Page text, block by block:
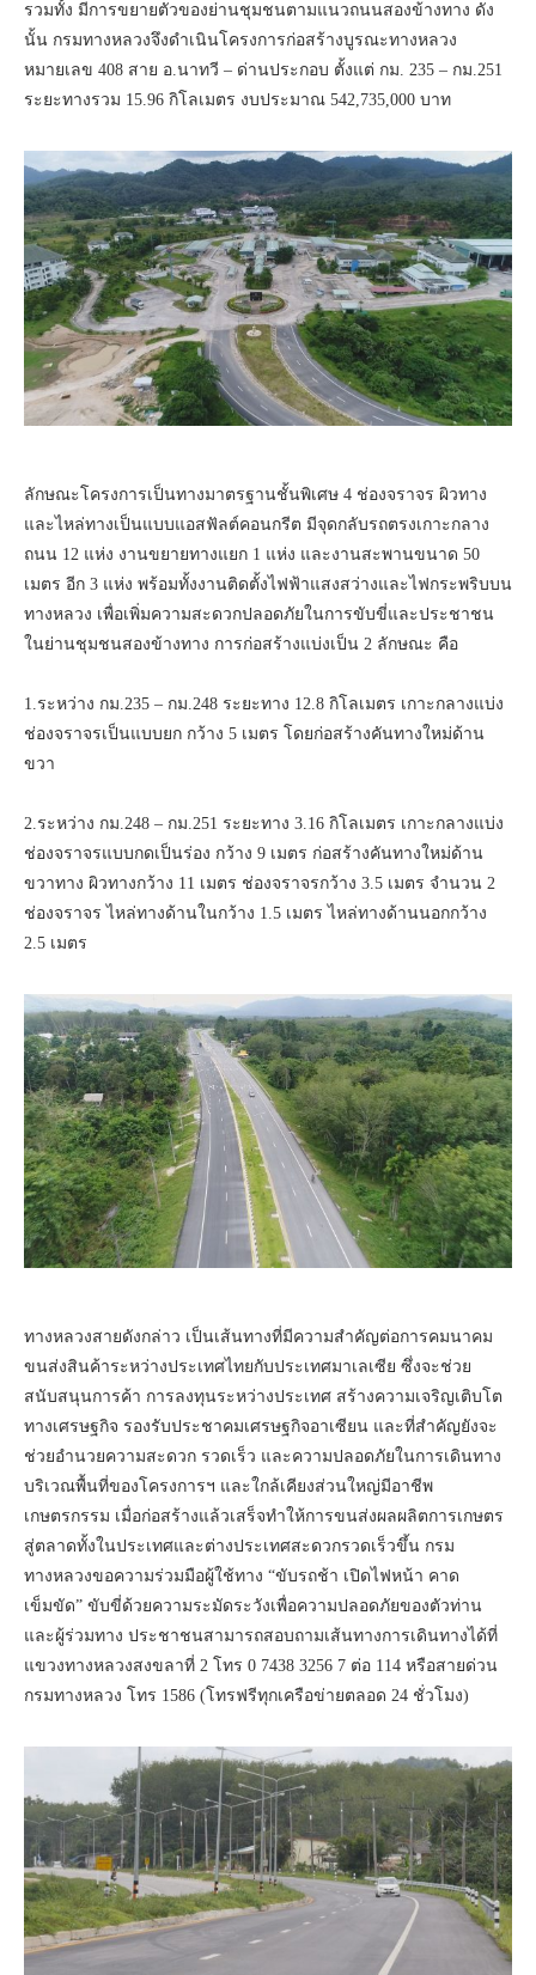
รวมทั้ง มีการขยายตัวของย่านชุมชนตามแนวถนนสองข้างทาง ดัง
นั้น กรมทางหลวงจึงดำเนินโครงการก่อสร้างบูรณะทางหลวง
หมายเลข 408 สาย อ.นาทวี – ด่านประกอบ ตั้งแต่ กม. 235 – กม.251
ระยะทางรวม 15.96 กิโลเมตร งบประมาณ 542,735,000 บาท
ลักษณะโครงการเป็นทางมาตรฐานชั้นพิเศษ 4 ช่องจราจร ผิวทาง
และไหล่ทางเป็นแบบแอสฟัลต์คอนกรีต มีจุดกลับรถตรงเกาะกลาง
ถนน 12 แห่ง งานขยายทางแยก 1 แห่ง และงานสะพานขนาด 50
เมตร อีก 3 แห่ง พร้อมทั้งงานติดตั้งไฟฟ้าแสงสว่างและไฟกระพริบบน
ทางหลวง เพื่อเพิ่มความสะดวกปลอดภัยในการขับขี่และประชาชน
ในย่านชุมชนสองข้างทาง การก่อสร้างแบ่งเป็น 2 ลักษณะ คือ
1.ระหว่าง กม.235 – กม.248 ระยะทาง 12.8 กิโลเมตร เกาะกลางแบ่ง
ช่องจราจรเป็นแบบยก กว้าง 5 เมตร โดยก่อสร้างคันทางใหม่ด้าน
ขวา
2.ระหว่าง กม.248 – กม.251 ระยะทาง 3.16 กิโลเมตร เกาะกลางแบ่ง
ช่องจราจรแบบกดเป็นร่อง กว้าง 9 เมตร ก่อสร้างคันทางใหม่ด้าน
ขวาทาง ผิวทางกว้าง 11 เมตร ช่องจราจรกว้าง 3.5 เมตร จำนวน 2
ช่องจราจร ไหล่ทางด้านในกว้าง 1.5 เมตร ไหล่ทางด้านนอกกว้าง
2.5 เมตร
ทางหลวงสายดังกล่าว เป็นเส้นทางที่มีความสำคัญต่อการคมนาคม
ขนส่งสินค้าระหว่างประเทศไทยกับประเทศมาเลเซีย ซึ่งจะช่วย
สนับสนุนการค้า การลงทุนระหว่างประเทศ สร้างความเจริญเติบโต
ทางเศรษฐกิจ รองรับประชาคมเศรษฐกิจอาเซียน และที่สำคัญยังจะ
ช่วยอำนวยความสะดวก รวดเร็ว และความปลอดภัยในการเดินทาง
บริเวณพื้นที่ของโครงการฯ และใกล้เคียงส่วนใหญ่มีอาชีพ
เกษตรกรรม เมื่อก่อสร้างแล้วเสร็จทำให้การขนส่งผลผลิตการเกษตร
สู่ตลาดทั้งในประเทศและต่างประเทศสะดวกรวดเร็วขึ้น กรม
ทางหลวงขอความร่วมมือผู้ใช้ทาง “ขับรถช้า เปิดไฟหน้า คาด
เข็มขัด” ขับขี่ด้วยความระมัดระวังเพื่อความปลอดภัยของตัวท่าน
และผู้ร่วมทาง ประชาชนสามารถสอบถามเส้นทางการเดินทางได้ที่
แขวงทางหลวงสงขลาที่ 2 โทร 0 7438 3256 7 ต่อ 114 หรือสายด่วน
กรมทางหลวง โทร 1586 (โทรฟรีทุกเครือข่ายตลอด 24 ชั่วโมง)